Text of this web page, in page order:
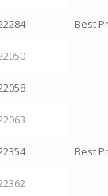
Best
Best